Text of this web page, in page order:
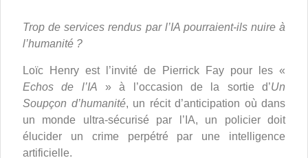
Trop de services rendus par l’IA pourraient-ils nuire à
l’humanité ?
Loïc Henry est l’invité de Pierrick Fay pour les «
Echos de l’IA » à l’occasion de la sortie d’Un
Soupçon d’humanité, un récit d’anticipation où dans
un monde ultra-sécurisé par l’IA, un policier doit
élucider un crime perpétré par une intelligence
artificielle.